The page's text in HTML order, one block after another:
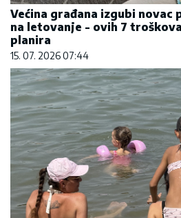
Većina građana izgubi novac
na letovanje - ovih 7
planira
15. 07. 2026 07:44